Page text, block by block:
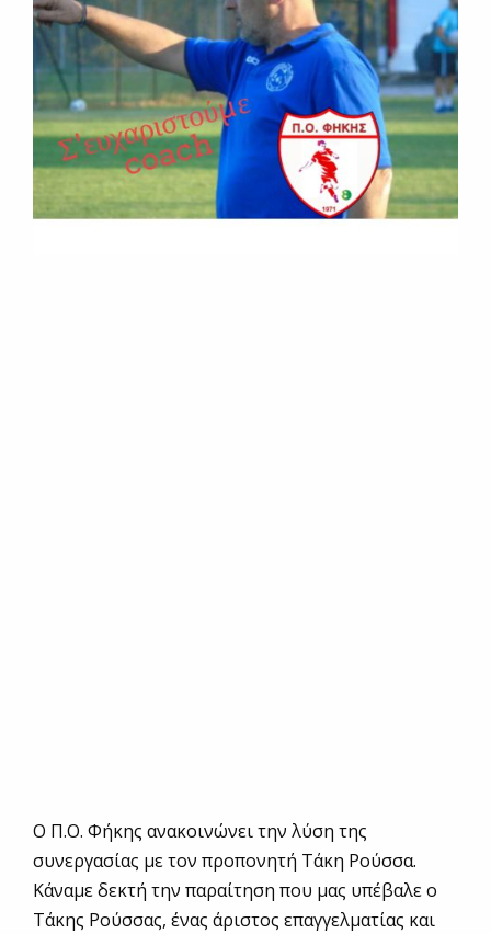
Ο Π.Ο. Φήκης ανακοινώνει την λύση της
συνεργασίας με τον προπονητή Τάκη Ρούσσα.
Κάναμε δεκτή την παραίτηση που μας υπέβαλε ο
Τάκης Ρούσσας, ένας άριστος επαγγελματίας και